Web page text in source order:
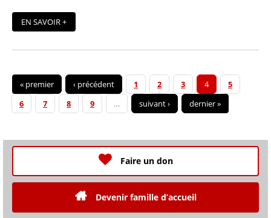
EN SAVOIR +
« premier ‹ précédent 1 2 3 4
5
6
7 8 9 … suivant › dernier »
Faire un don
Devenir famille d’accueil